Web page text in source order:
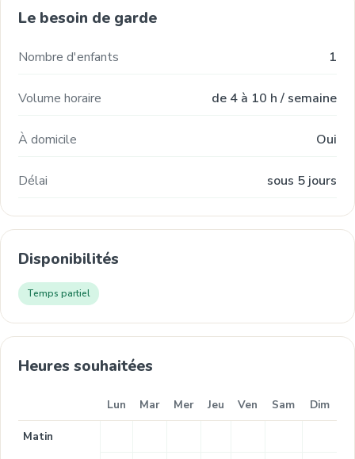
Le besoin de garde
Nombre d'enfants 1
Volume horaire de 4 à 10 h / semaine
À domicile Oui
Délai sous 5 jours
Disponibilités
Temps partiel
Heures souhaitées
Lun Mar Mer Jeu Ven Sam Dim
Matin